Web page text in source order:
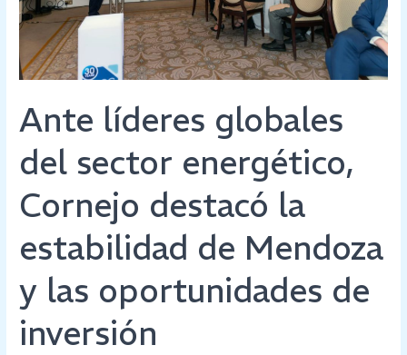
Ante líderes globales
del sector energético,
Cornejo destacó la
estabilidad de Mendoza
y las oportunidades de
inversión
Cornejo
destacó
la
estabilidad
Mendoza
las
de